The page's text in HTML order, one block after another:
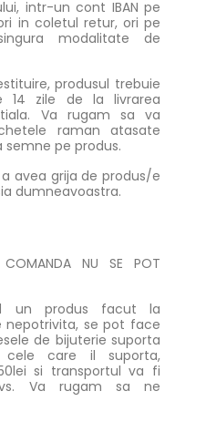
intr-un cont IBAN pe
in coletul retur, ori pe
modalitate de
produsul trebuie
14 zile de la livrarea
Va rugam sa va
raman atasate
semne pe produs.
avea grija de produs/e
dumneavoastra.
COMANDA NU SE POT
un produs facut la
se pot face
de bijuterie suporta
cele care il suporta,
si transportul va fi
Va rugam sa ne